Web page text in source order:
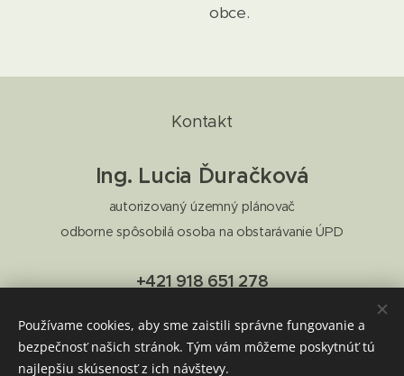
obce.
Kontakt
Ing. Lucia Ďuračková
autorizovaný územný plánovač
odborne spôsobilá osoba na obstarávanie ÚPD
+421 918 651 278
Používame cookies, aby sme zaistili správne fungovanie a
bezpečnosť našich stránok. Tým vám môžeme poskytnúť tú
najlepšiu skúsenosť z ich návštevy.